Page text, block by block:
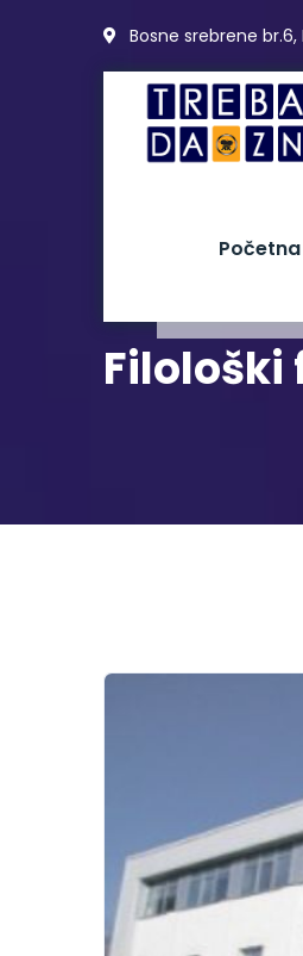
Bosne srebrene br.6,
Početna
Filološki